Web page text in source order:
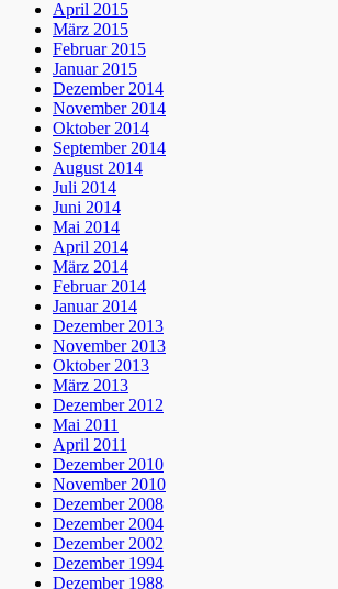
April 2015
März 2015
Februar 2015
Januar 2015
Dezember 2014
November 2014
Oktober 2014
September 2014
August 2014
Juli 2014
Juni 2014
Mai 2014
April 2014
März 2014
Februar 2014
Januar 2014
Dezember 2013
November 2013
Oktober 2013
März 2013
Dezember 2012
Mai 2011
April 2011
Dezember 2010
November 2010
Dezember 2008
Dezember 2004
Dezember 2002
Dezember 1994
Dezember 1988